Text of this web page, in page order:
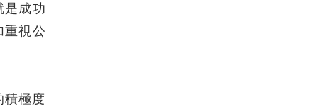
是成功
重視公
積極度